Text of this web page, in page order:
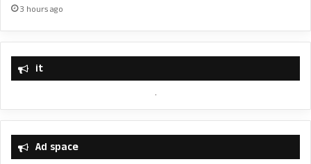
3 hours ago
it
Ad space